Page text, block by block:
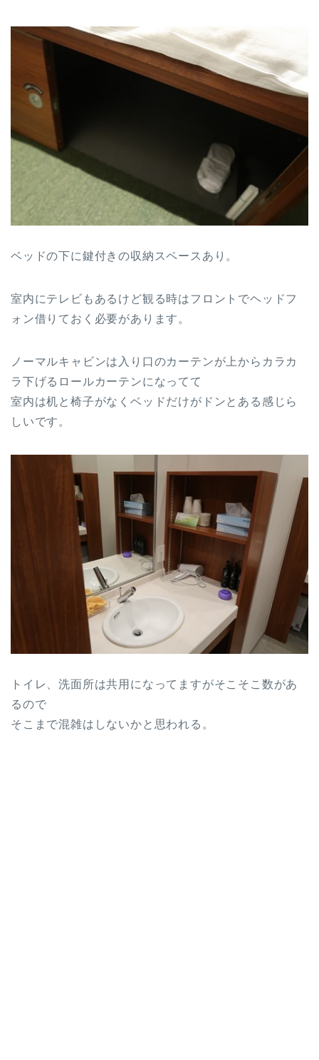
ベッドの下に鍵付きの収納スペースあり。
室内にテレビもあるけど観る時はフロントでヘッドフ
ォン借りておく必要があります。
ノーマルキャビンは入り口のカーテンが上からカラカ
ラ下げるロールカーテンになってて
室内は机と椅子がなくベッドだけがドンとある感じら
しいです。
トイレ、洗面所は共用になってますがそこそこ数があ
るので
そこまで混雑はしないかと思われる。